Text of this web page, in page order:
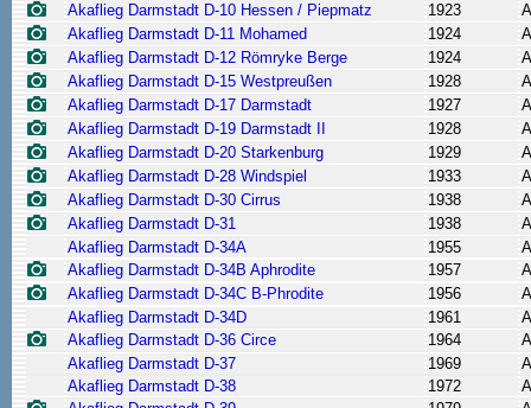
Akaflieg Darmstadt D-10 Hessen / Piepmatz
1923
Akaflieg Darmstadt D-11 Mohamed
1924
Akaflieg Darmstadt D-12 Römryke Berge
1924
Akaflieg Darmstadt D-15 Westpreußen
1928
Akaflieg Darmstadt D-17 Darmstadt
1927
Akaflieg Darmstadt D-19 Darmstadt II
1928
Akaflieg Darmstadt D-20 Starkenburg
1929
Akaflieg Darmstadt D-28 Windspiel
1933
Akaflieg Darmstadt D-30 Cirrus
1938
Akaflieg Darmstadt D-31
1938
Akaflieg Darmstadt D-34A
1955
Akaflieg Darmstadt D-34B Aphrodite
1957
Akaflieg Darmstadt D-34C B-Phrodite
1956
Akaflieg Darmstadt D-34D
1961
Akaflieg Darmstadt D-36 Circe
1964
Akaflieg Darmstadt D-37
1969
Akaflieg Darmstadt D-38
1972